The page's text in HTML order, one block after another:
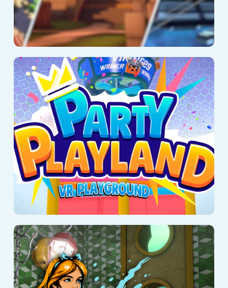
Party Playland
Alice in
Wonderland